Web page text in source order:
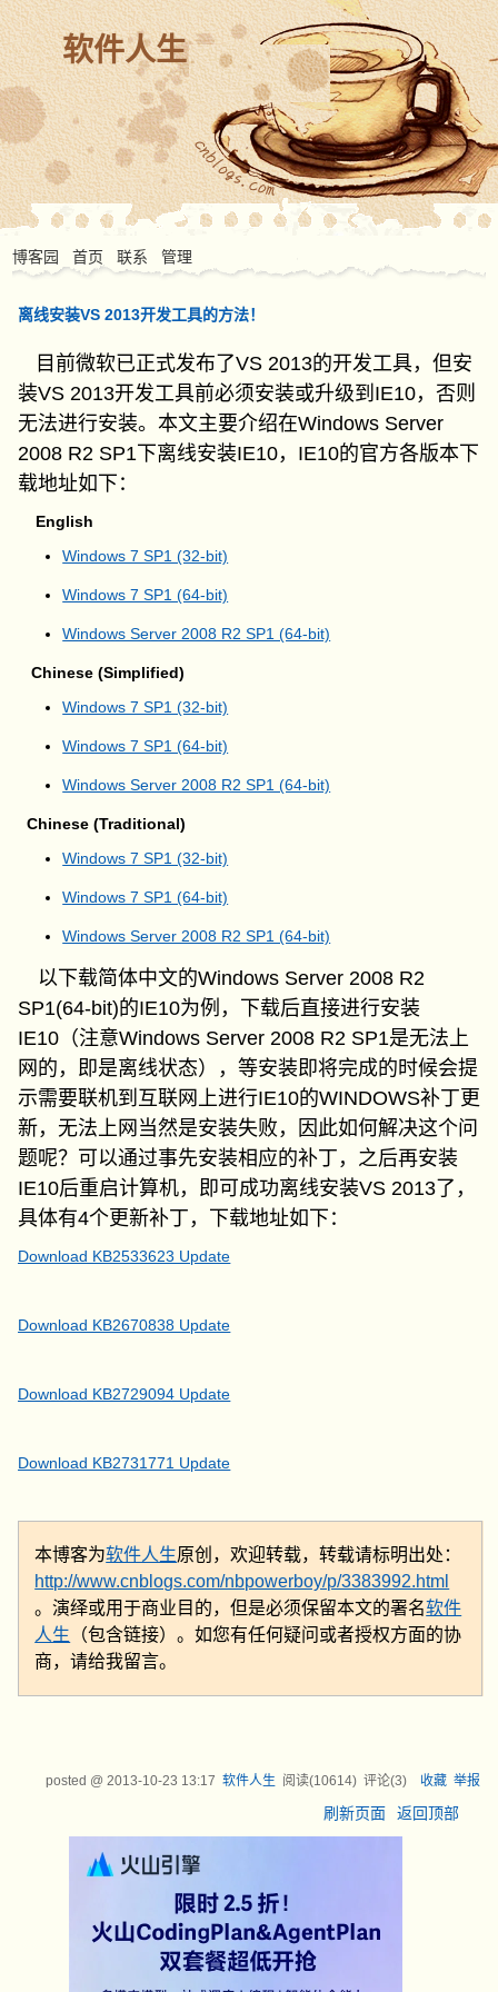
软件人生
博客园 首页 联系 管理
离线安装VS 2013开发工具的方法！
目前微软已正式发布了VS 2013的开发工具，但安
装VS 2013开发工具前必须安装或升级到IE10，否则
无法进行安装。本文主要介绍在Windows Server
2008 R2 SP1下离线安装IE10，IE10的官方各版本下
载地址如下：
English
Windows 7 SP1 (32-bit)
Windows 7 SP1 (64-bit)
Windows Server 2008 R2 SP1 (64-bit)
Chinese (Simplified)
Windows 7 SP1 (32-bit)
Windows 7 SP1 (64-bit)
Windows Server 2008 R2 SP1 (64-bit)
Chinese (Traditional)
Windows 7 SP1 (32-bit)
Windows 7 SP1 (64-bit)
Windows Server 2008 R2 SP1 (64-bit)
以下载简体中文的Windows Server 2008 R2
SP1(64-bit)的IE10为例，下载后直接进行安装
IE10（注意Windows Server 2008 R2 SP1是无法上
网的，即是离线状态），等安装即将完成的时候会提
示需要联机到互联网上进行IE10的WINDOWS补丁更
新，无法上网当然是安装失败，因此如何解决这个问
题呢？可以通过事先安装相应的补丁，之后再安装
IE10后重启计算机，即可成功离线安装VS 2013了，
具体有4个更新补丁，下载地址如下：
Download KB2533623 Update
Download KB2670838 Update
Download KB2729094 Update
Download KB2731771 Update
本博客为软件人生原创，欢迎转载，转载请标明出处：
http://www.cnblogs.com/nbpowerboy/p/3383992.html
。演绎或用于商业目的，但是必须保留本文的署名软件
人生 （包含链接）。如您有任何疑问或者授权方面的协
商，请给我留言。
posted @ 2013-10-23 13:17 软件人生 阅读(10614) 评论(3) 收藏 举报
刷新页面 返回顶部